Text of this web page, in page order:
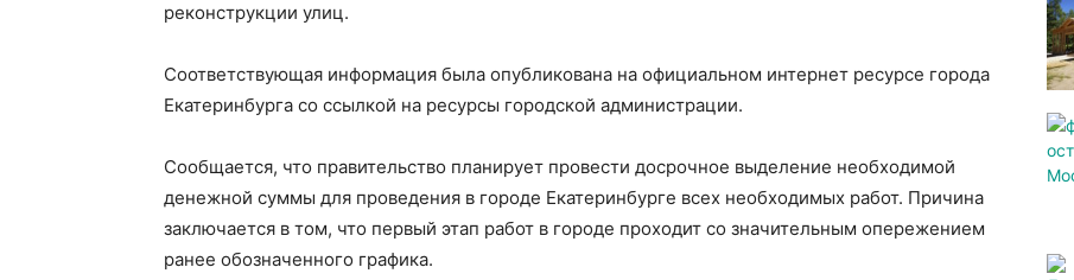
реконструкции улиц.
Соответствующая информация была опубликована на официальном интернет ресурсе города
Екатеринбурга со ссылкой на ресурсы городской администрации.
Сообщается, что правительство планирует провести досрочное выделение необходимой
денежной суммы для проведения в городе Екатеринбурге всех необходимых работ. Причина
заключается в том, что первый этап работ в городе проходит со значительным опережением
ранее обозначенного графика.